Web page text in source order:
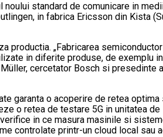
noului standard de comunicare in
in fabrica Ericsson din Kista
productia. „Fabricarea
in diferite produse, de exemplu in
cercetator Bosch si presedinte
garanta o acoperire de retea optima
o retea de testare 5G in unitatea de
in ce masura masinile si
controlate printr-un cloud local sau